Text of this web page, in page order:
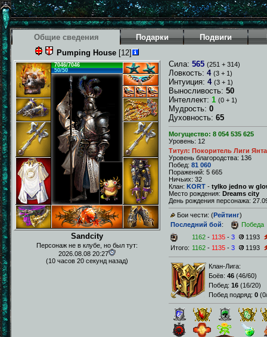
Общие сведения Подарки Подвиги
Pumping House [12]
7046/7046
50/50
Sandcity
Персонаж не в клубе, но был тут:
2026.08.08 20:27
(10 часов 20 секунд назад)
Сила: 565 (251 + 314)
Ловкость: 4 (3 + 1)
Интуиция: 4 (3 + 1)
Выносливость: 50
Интеллект: 1 (0 + 1)
Мудрость: 0
Духовность: 65
Могущество: 8 054 535 625
Уровень: 12
Титул: Покоритель Лиги
Уровень благородства: 136
Побед: 81 060
Поражений: 5 665
Ничьих: 32
Клан: KORT - tylko jedno w
Место рождения: Dreams city
День рождения персонажа:
Бои чести: (Рейтинг)
Последний бой:
Победа
1162 - 1135 - 3
1193
Итого: 1162 - 1135 - 3 1193
Клан-Лига:
Боёв: 46 (46/60)
Побед: 16 (16/20)
Побед подряд: 0 (